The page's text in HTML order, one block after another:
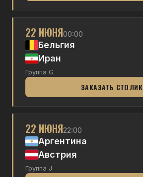
22 ИЮНЯ00:00
Бельгия
Иран
Группа G
ЗАКАЗАТЬ СТОЛИК
22 ИЮНЯ22:00
Аргентина
Австрия
Группа J